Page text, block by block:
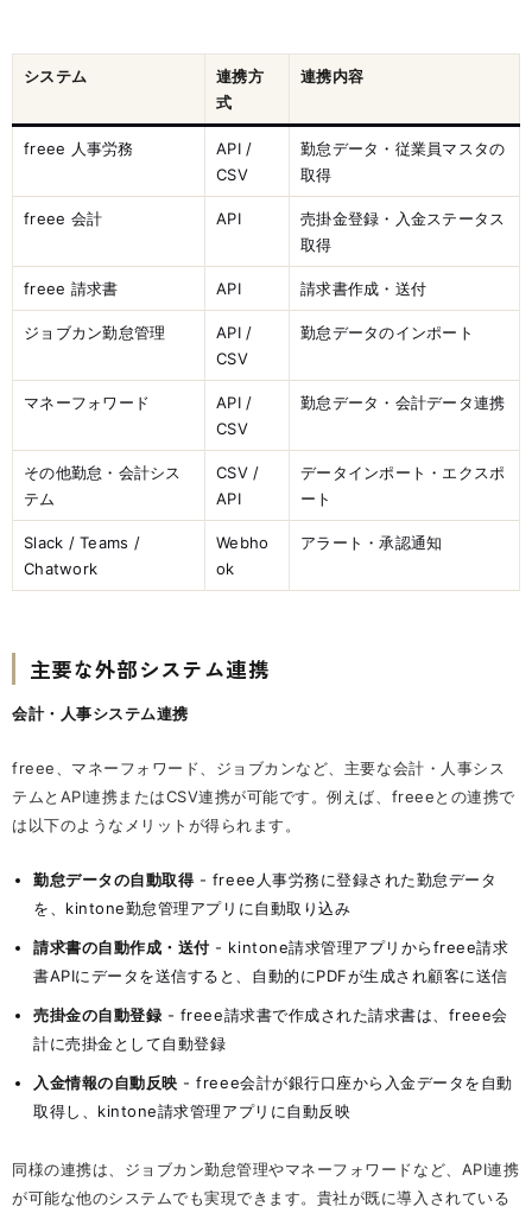
システム
連携方
式
連携内容
freee 人事労務
API /
CSV
勤怠データ・従業員マスタの
取得
freee 会計 API
売掛金登録・入金ステータス
取得
freee 請求書 API 請求書作成・送付
ジョブカン勤怠管理
API /
CSV
勤怠データのインポート
マネーフォワード
API /
CSV
勤怠データ・会計データ連携
その他勤怠・会計シス
テム
CSV /
API
データインポート・エクスポ
ート
Slack / Teams /
Chatwork
Webho
ok
アラート・承認通知
主要な外部システム連携
会計・人事システム連携
freee、マネーフォワード、ジョブカンなど、主要な会計・人事シス
テムとAPI連携またはCSV連携が可能です。例えば、freeeとの連携で
は以下のようなメリットが得られます。
勤怠データの自動取得- freee人事労務に登録された勤怠データ
を、kintone勤怠管理アプリに自動取り込み
請求書の自動作成・送付- kintone請求管理アプリからfreee請求
書APIにデータを送信すると、自動的にPDFが生成され顧客に送信
売掛金の自動登録 - freee請求書で作成された請求書は、freee会
計に売掛金として自動登録
入金情報の自動反映 - freee会計が銀行口座から入金データを自動
取得し、kintone請求管理アプリに自動反映
同様の連携は、ジョブカン勤怠管理やマネーフォワードなど、API連携
が可能な他のシステムでも実現できます。貴社が既に導入されている